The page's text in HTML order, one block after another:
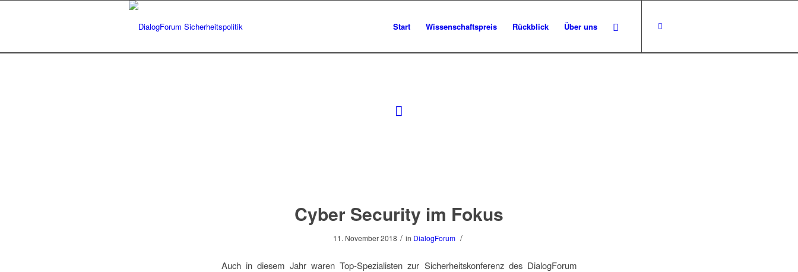
Start Wissenschaftspreis Rückblick Über uns
Cyber Security im Fokus
11. November 2018 / in DialogForum /
Auch in diesem Jahr waren Top-Spezialisten zur Sicherheitskonferenz des DialogForum